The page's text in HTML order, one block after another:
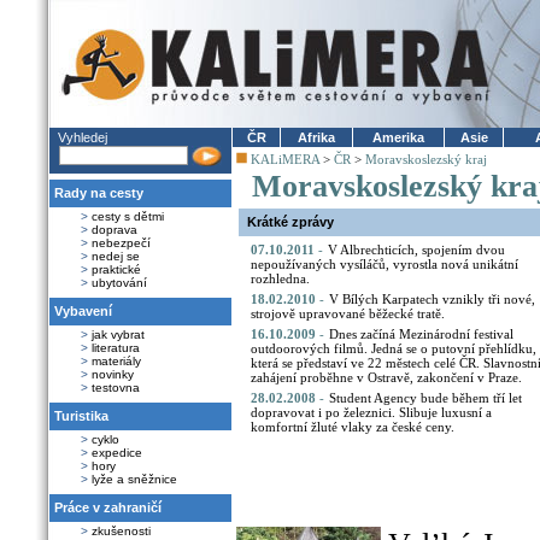
Vyhledej
Rady na cesty
> cesty s dětmi
> doprava
> nebezpečí
> nedej se
> praktické
> ubytování
Vybavení
> jak vybrat
> literatura
> materiály
> novinky
> testovna
Turistika
> cyklo
> expedice
> hory
> lyže a sněžnice
Práce v zahraničí
> zkušenosti
ČR Afrika Amerika Asie
KALiMERA > ČR > Moravskoslezský kraj
Moravskoslezský
Krátké zprávy
07.10.2011 - V Albrechticích, spojením dvou
nepoužívaných vysíláčů, vyrostla nová unikátní
rozhledna.
18.02.2010 - V Bílých Karpatech vznikly tři nové,
strojově upravované běžecké tratě.
16.10.2009 - Dnes začíná Mezinárodní festival
outdoorových filmů. Jedná se o putovní přehlídku,
která se představí ve 22 městech celé ČR. Slavnostní
zahájení proběhne v Ostravě, zakončení v Praze.
28.02.2008 - Student Agency bude během tří let
dopravovat i po železnici. Slibuje luxusní a
komfortní žluté vlaky za české ceny.